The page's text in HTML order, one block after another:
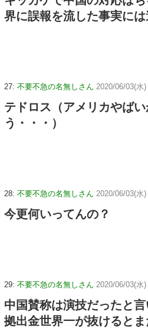
界に誤報を流した事実に
27: 不要不急の名無しさん 2020/06/03(水
テドロス（アメリカやば
う・・・）
28: 不要不急の名無しさん 2020/06/03(水
今更何いってんの？
29: 不要不急の名無しさん 2020/06/03(水
中国賛称は演技だったと言
拠出金世界一が抜けると